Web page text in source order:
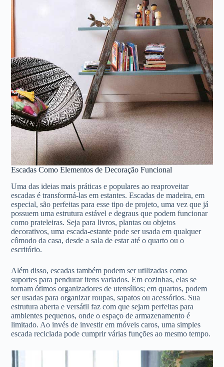
Escadas Como Elementos de Decoração Funcional
Uma das ideias mais práticas e populares ao reaproveitar
escadas é transformá-las em estantes. Escadas de madeira, em
especial, são perfeitas para esse tipo de projeto, uma vez que já
possuem uma estrutura estável e degraus que podem funcionar
como prateleiras. Seja para livros, plantas ou objetos
decorativos, uma escada-estante pode ser usada em qualquer
cômodo da casa, desde a sala de estar até o quarto ou o
escritório.
Além disso, escadas também podem ser utilizadas como
suportes para pendurar itens variados. Em cozinhas, elas se
tornam ótimos organizadores de utensílios; em quartos, podem
ser usadas para organizar roupas, sapatos ou acessórios. Sua
estrutura aberta e versátil faz com que sejam perfeitas para
ambientes pequenos, onde o espaço de armazenamento é
limitado. Ao invés de investir em móveis caros, uma simples
escada reciclada pode cumprir várias funções ao mesmo tempo.